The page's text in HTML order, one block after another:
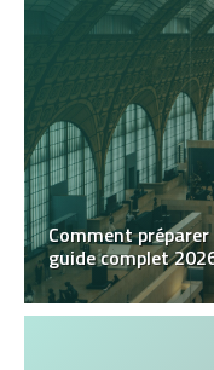
Comment
guide complet